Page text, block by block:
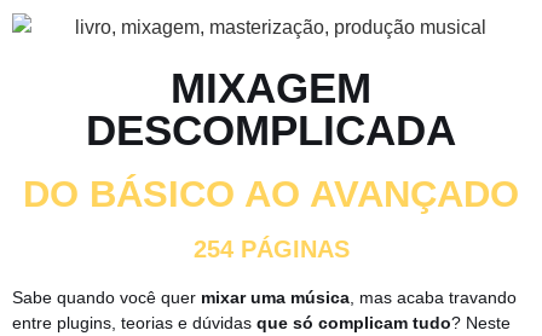
MIXAGEM
DESCOMPLICADA
DO BÁSICO AO AVANÇADO
254 PÁGINAS
Sabe quando você quer mixar uma música , mas acaba travando
entre plugins, teorias e dúvidas que só complicam tudo? Neste